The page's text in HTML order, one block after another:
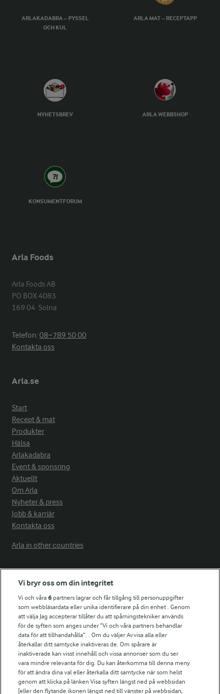
ARLAKADABRA – PYSSEL
OCH KUL
ARLA MAT – RECEPTAPP
NYHETSBREV ARLA WEBBSHOP
KONSUMENTFORUM
Arla Foods
Arla Foods AB
PO BOX 4083
169 04  Solna
Telefon:08−789 50 00
Kontakta oss
Arla.se
Start
Recept & mat
Produkter
Hälsa
Arlakadabra
Event & sponsring
Aktuellt
Om Arla
Nyheter & press
Jobb & karriär
Kontakta oss
Arla in other countries
Fler Arlasajter
För ägare
Arlas kundportal
Arla.com
Falbygdens Ost
Arla webbshop
Bildbank
Vi bryr oss om din integritet
Vi och våra6 partners lagrar och får tillgång till personuppgifter
som webbläsardata eller unika identifierare på din enhet . Genom
att välja Jag accepterar tillåter du att spårningstekniker används
för de syften som anges under ”Vi och våra partners behandlar
data för att tillhandahålla”. . Om du väljer Avvisa alla eller
återkallar ditt samtycke inaktiveras de. Om spårare är
inaktiverade kan visst innehåll och vissa annonser som du ser
vara mindre relevanta för dig. Du kan återkomma till denna meny
för att ändra dina val eller återkalla ditt samtycke när som helst
genom att klicka på länken Visa syften längst ned på webbsidan
[eller den flytande ikonen längst ned till vänster på webbsidan,